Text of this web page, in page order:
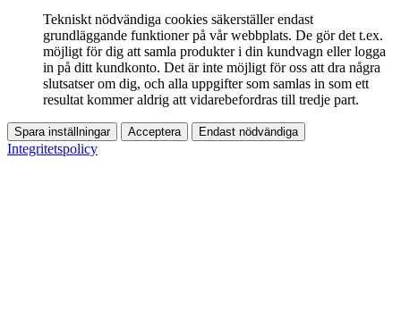
Tekniskt nödvändiga cookies säkerställer endast
grundläggande funktioner på vår webbplats. De gör det t.ex.
möjligt för dig att samla produkter i din kundvagn eller logga
in på ditt kundkonto. Det är inte möjligt för oss att dra några
slutsatser om dig, och alla uppgifter som samlas in som ett
resultat kommer aldrig att vidarebefordras till tredje part.
Spara inställningar Acceptera Endast nödvändiga
Integritetspolicy